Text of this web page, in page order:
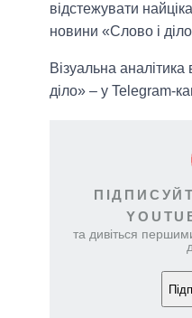
відстежувати
новини «Слово і
Візуальна аналітика
діло» – у Telegram-
та дивіться